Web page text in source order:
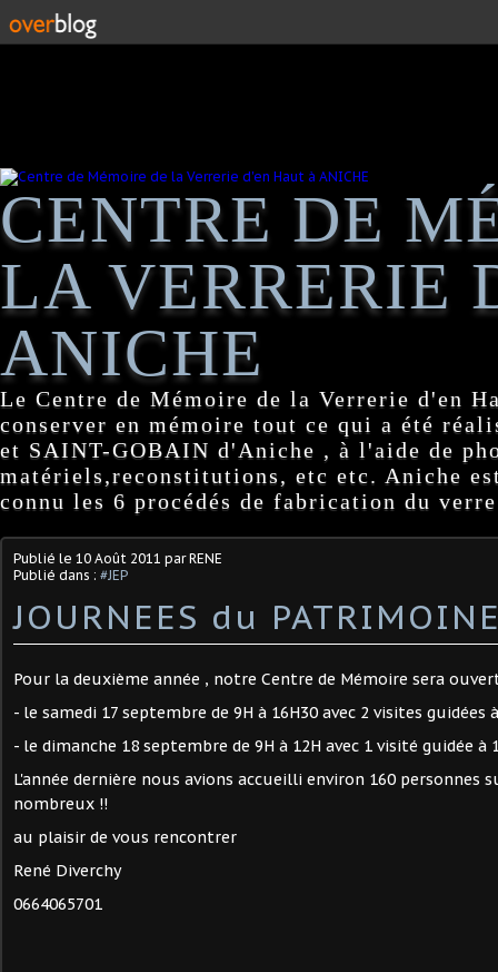
CENTRE DE
LA VERRERIE
ANICHE
Le Centre de Mémoire de la Verrerie d'en
conserver en mémoire tout ce qui a été
et SAINT-GOBAIN d'Aniche , à l'aide de
matériels,reconstitutions, etc etc. Aniche
connu les 6 procédés de fabrication du
Publié le 10 Août 2011 par RENE
Publié dans : #JEP
JOURNEES du
Pour la deuxième année , notre Centre de Mémoire sera
- le samedi 17 septembre de 9H à 16H30 avec 2 visites guidées
- le dimanche 18 septembre de 9H à 12H avec 1 visité guidée à
L'année dernière nous avions accueilli environ 160 personnes
nombreux !!
au plaisir de vous rencontrer
René Diverchy
0664065701